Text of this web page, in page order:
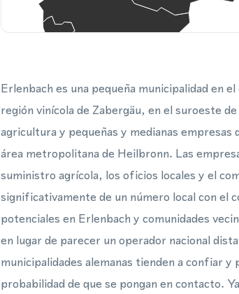
Erlenbach es una pequeña municipalidad en
región vinícola de Zabergäu, en el suroeste
agricultura y pequeñas y medianas
área metropolitana de Heilbronn. Las
suministro agrícola, los oficios locales y el
significativamente de un número local con el
potenciales en Erlenbach y comunidades
en lugar de parecer un operador nacional
municipalidades alemanas tienden a confiar
probabilidad de que se pongan en contacto.